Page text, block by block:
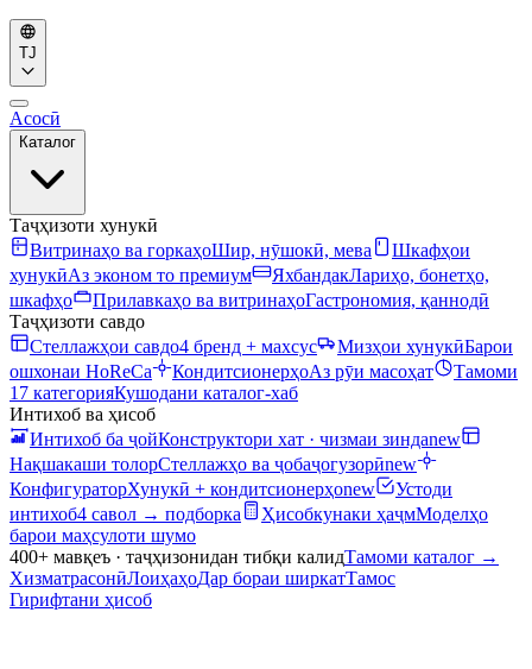
TJ
Асосӣ
Каталог
Таҷҳизоти хунукӣ
Витринаҳо ва горкаҳоШир, нӯшокӣ, мева
Шкафҳои
хунукӣАз эконом то премиум ЯхбандакЛариҳо, бонетҳо,
шкафҳо
Прилавкаҳо ва витринаҳоГастрономия, қаннодӣ
Таҷҳизоти савдо
Стеллажҳои савдо4 бренд + махсус Мизҳои хунукӣБарои
ошхонаи HoReCa
КондитсионерҳоАз рӯи масоҳат
Тамоми
17 категорияКушодани каталог-хаб
Интихоб ва ҳисоб
Интихоб ба ҷойКонструктори хат · чизмаи зиндаnew
Нақшакаши толорСтеллажҳо ва ҷобаҷогузорӣnew
КонфигураторХунукӣ + кондитсионерҳоnew
Устоди
интихоб4 савол → подборка Ҳисобкунаки ҳаҷмМоделҳо
барои маҳсулоти шумо
400+ мавқеъ · таҷҳизонидан тибқи калидТамоми каталог →
ХизматрасонӣЛоиҳаҳоДар бораи ширкатТамос
Гирифтани ҳисоб